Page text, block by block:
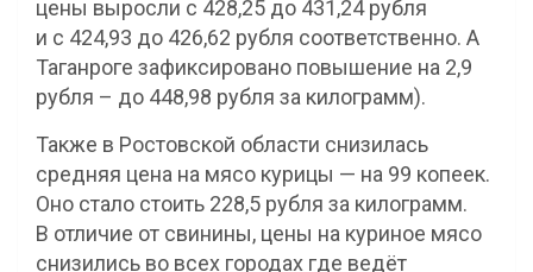
цены выросли с 428,25 до 431,24 рубля
и с 424,93 до 426,62 рубля соответственно. А
Таганроге зафиксировано повышение на 2,9
рубля – до 448,98 рубля за килограмм).
Также в Ростовской области снизилась
средняя цена на мясо курицы — на 99 копеек.
Оно стало стоить 228,5 рубля за килограмм.
В отличие от свинины, цены на куриное мясо
снизились во всех городах где ведёт